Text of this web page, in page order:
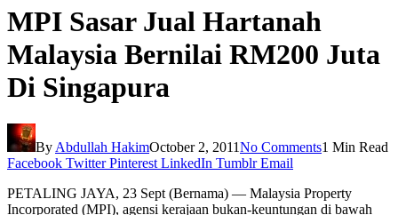
MPI Sasar Jual Hartanah
Malaysia Bernilai RM200 Juta
Di Singapura
By Abdullah HakimOctober 2, 2011No Comments1 Min Read
Facebook Twitter Pinterest LinkedIn Tumblr Email
PETALING JAYA, 23 Sept (Bernama) — Malaysia Property
Incorporated (MPI), agensi kerajaan bukan-keuntungan di bawah